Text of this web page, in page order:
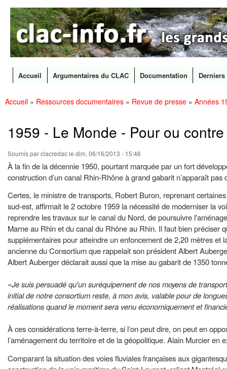
CLAC
Info
Les
grands
canaux
en
Menu principal
Accueil Argumentaires du CLAC Documentation
Accueil » Ressources documentaires » Revue de presse » Années
1959 - Le Monde - Pour ou
Soumis parclacredacle dim, 06/16/2013 - 15:46
À la fin de la décennie 1950, pourtant marquée par un fort
construction d’un canal Rhin-Rhône à grand gabarit n’apparaît
Certes, le ministre de transports, Robert Buron, reprenant
sud-est, affirmait le 2 octobre 1959 la nécessité de moderniser la
reprendre les travaux sur le canal du Nord, de poursuivre
Marne au Rhin et du canal du Rhône au Rhin. Il faut bien préciser
supplémentaires pour atteindre un enfoncement de 2,20 mètres
ancienne du Consortium que rappelait son président Albert
Albert Auberger déclarait aussi que la mise au gabarit de 1350
«Je suis persuadé qu'un suréquipement de nos moyens de
initial de notre consortium reste, à mon avis, valable pour de
réalisations quand le moment sera venu économiquement et
À ces considérations terre-à-terre, si l’on peut dire, on peut en
l’aménagement du territoire et de la géopolitique. Alain Murcier
Comparant la situation des voies fluviales françaises aux